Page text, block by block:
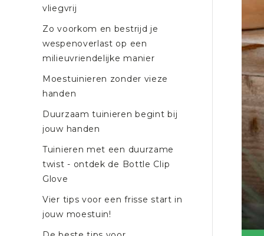
vliegvrij
Zo voorkom en bestrijd je
wespenoverlast op een
milieuvriendelijke manier
Moestuinieren zonder vieze
handen
Duurzaam tuinieren begint bij
jouw handen
Tuinieren met een duurzame
twist - ontdek de Bottle Clip
Glove
Vier tips voor een frisse start in
jouw moestuin!